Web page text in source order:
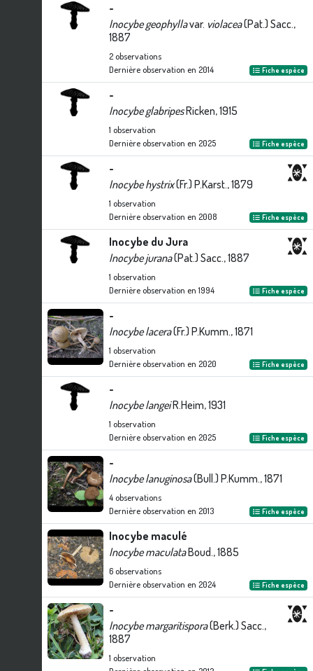
-
Inocybe geophyllavar. violacea(Pat.) Sacc.,
1887
2observations
Dernière observation en 2014 Fiche espèce
-
Inocybe glabripesRicken, 1915
1 observation
Dernière observation en 2025 Fiche espèce
-
Inocybe hystrix(Fr.) P.Karst., 1879
1 observation
Dernière observation en 2008 Fiche espèce
Inocybe du Jura
Inocybe jurana(Pat.) Sacc., 1887
1 observation
Dernière observation en 1994 Fiche espèce
-
Inocybe lacera(Fr.) P.Kumm., 1871
1 observation
Dernière observation en 2020 Fiche espèce
-
Inocybe langeiR.Heim, 1931
1 observation
Dernière observation en 2025 Fiche espèce
-
Inocybe lanuginosa(Bull.) P.Kumm., 1871
4observations
Dernière observation en 2013 Fiche espèce
Inocybe maculé
Inocybe maculataBoud., 1885
6observations
Dernière observation en 2024 Fiche espèce
-
Inocybe margaritispora(Berk.) Sacc.,
1887
1 observation